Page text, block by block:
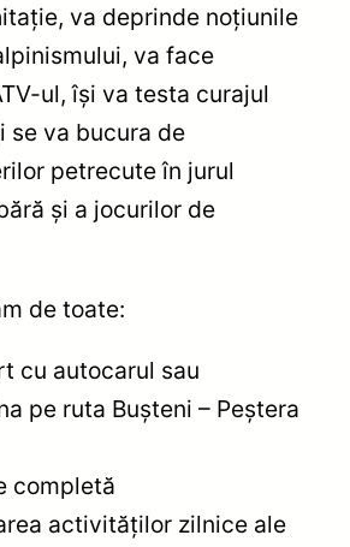
va deprinde noțiunile
va face
ul, își va testa curajul
se va bucura de
petrecute în jurul
și a jocurilor de
de toate:
cu autocarul sau
pe ruta Bușteni – Peștera
completă
activităților zilnice ale